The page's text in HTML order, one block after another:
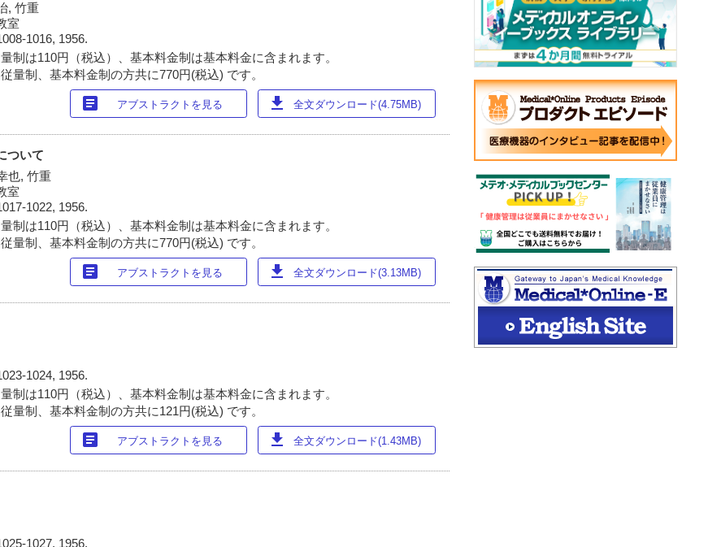
, 竹重
室
1016, 1956.
制は110円（税込）、基本料金制は基本料金に含まれます。
量制、基本料金制の方共に770円(税込) です。
article アブストラクトを見る download 全文ダウンロード(4.75MB)
ついて
也, 竹重
室
1022, 1956.
制は110円（税込）、基本料金制は基本料金に含まれます。
量制、基本料金制の方共に770円(税込) です。
article アブストラクトを見る download 全文ダウンロード(3.13MB)
1024, 1956.
制は110円（税込）、基本料金制は基本料金に含まれます。
量制、基本料金制の方共に121円(税込) です。
article アブストラクトを見る download 全文ダウンロード(1.43MB)
1027, 1956.